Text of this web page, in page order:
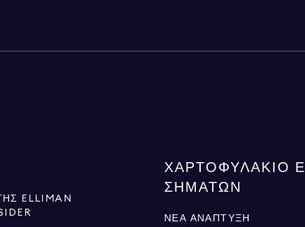
ELLIMAN
ΧΑΡΤΟΦΥΛΆΚΙΟ
ΣΗΜΆΤΩΝ
ΝΈΑ ΑΝΆΠΤΥΞΗ